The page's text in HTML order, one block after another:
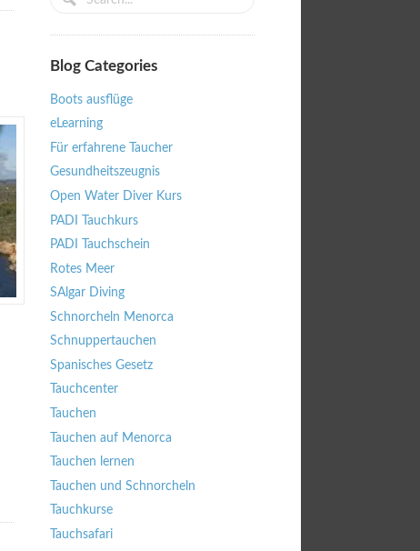
Blog Categories
Boots ausflüge
eLearning
Für erfahrene Taucher
Gesundheitszeugnis
Open Water Diver Kurs
PADI Tauchkurs
PADI Tauchschein
Rotes Meer
SAlgar Diving
Schnorcheln Menorca
Schnuppertauchen
Spanisches Gesetz
Tauchcenter
Tauchen
Tauchen auf Menorca
Tauchen lernen
Tauchen und Schnorcheln
Tauchkurse
Tauchsafari